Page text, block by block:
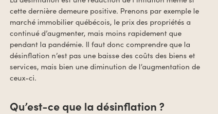
cette dernière demeure positive. Prenons par exemple le
marché immobilier québécois, le prix des propriétés a
continué d’augmenter, mais moins rapidement que
pendant la pandémie. Il faut donc comprendre que la
désinflation n’est pas une baisse des coûts des biens et
services, mais bien une diminution de l’augmentation de
ceux-ci.
Qu’est-ce que la désinflation ?